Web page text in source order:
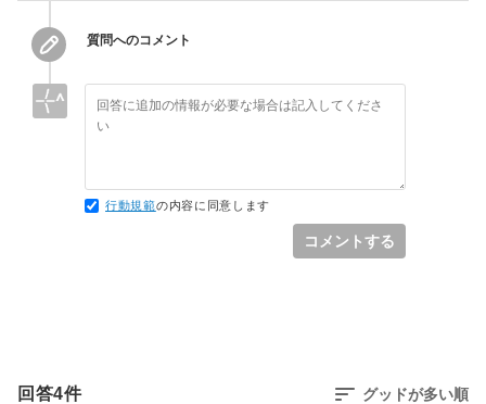
質問へのコメント
行動規範の内容に同意します
コメントする
回答4件 グッドが多い順